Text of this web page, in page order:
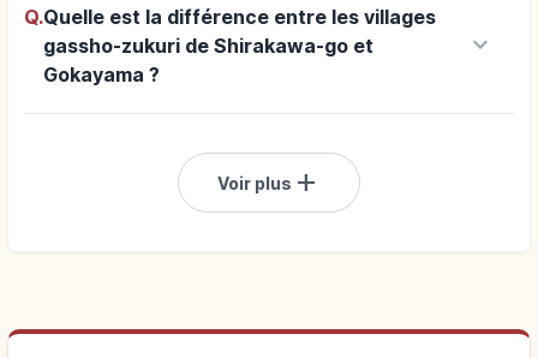
Q.Quelle est la différence entre les villages
gassho-zukuri de Shirakawa-go et
Gokayama ?
keyboard_arrow_down
Voir plus add